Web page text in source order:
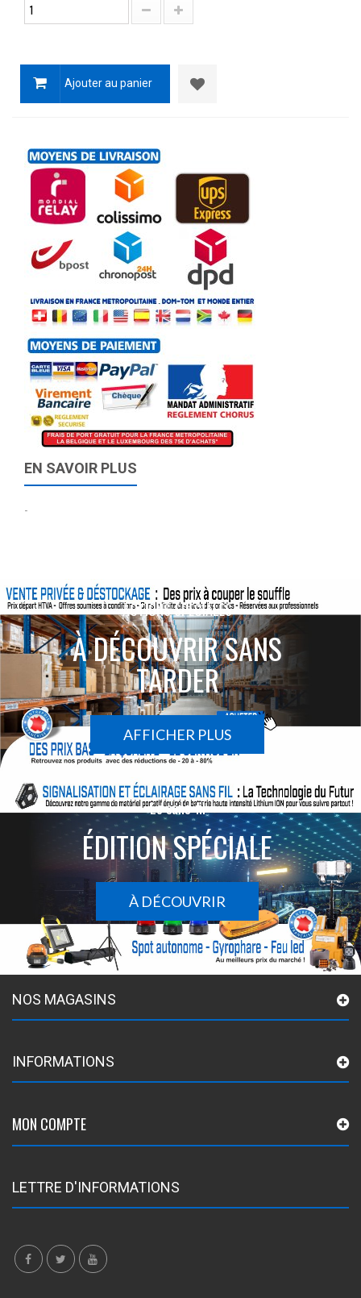
Ajouter au panier
EN SAVOIR PLUS
-
ACTIONS SPÉCIALES
À DÉCOUVRIR SANS
TARDER
AFFICHER PLUS
Le sans-fil
ÉDITION SPÉCIALE
À DÉCOUVRIR
NOS MAGASINS
INFORMATIONS
MON COMPTE
LETTRE D'INFORMATIONS